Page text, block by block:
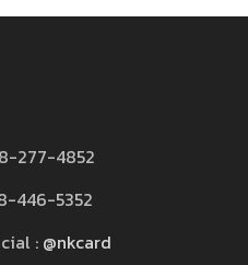
277-4852
446-5352
: @nkcard